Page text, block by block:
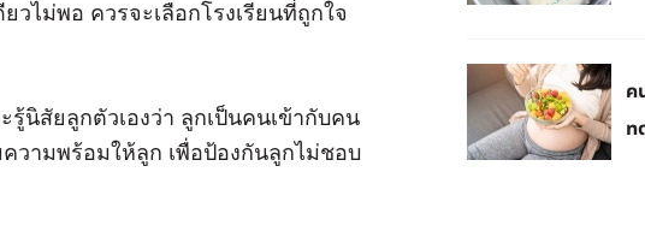
วไม่พอ ควรจะเลือกโรงเรียนที่ถูกใจ
รู้นิสัยลูกตัวเองว่า ลูกเป็นคนเข้ากับคน
วามพร้อมให้ลูก เพื่อป้องกันลูกไม่ชอบ
ค
ท